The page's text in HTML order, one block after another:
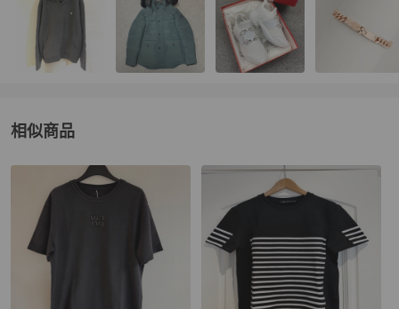
相似商品
更多相似Alexander Wang女裝推薦精品